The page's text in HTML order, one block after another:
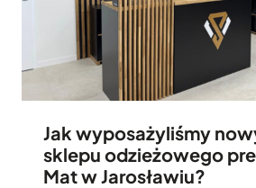
Jak wyposażyliśmy
sklepu odzieżowego
Mat w Jarosławiu?